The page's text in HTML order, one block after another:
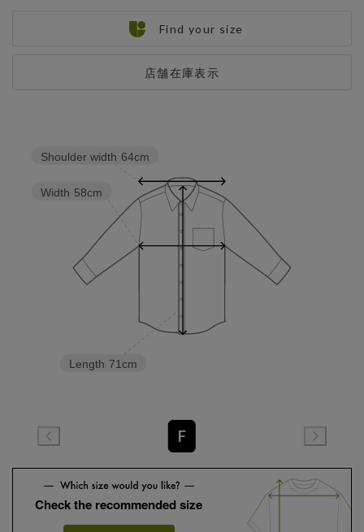
店舗在庫表示
Find your size
Length 71cm
Width 58cm
Shoulder width 64cm
F
Check the recommended size